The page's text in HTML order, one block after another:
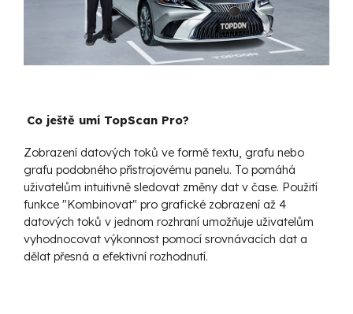
Co ještě umí TopScan Pro?
Zobrazení datových toků ve formě textu, grafu nebo
grafu podobného přístrojovému panelu. To pomáhá
uživatelům intuitivně sledovat změny dat v čase. Použití
funkce "Kombinovat" pro grafické zobrazení až 4
datových toků v jednom rozhraní umožňuje uživatelům
vyhodnocovat výkonnost pomocí srovnávacích dat a
dělat přesná a efektivní rozhodnutí.